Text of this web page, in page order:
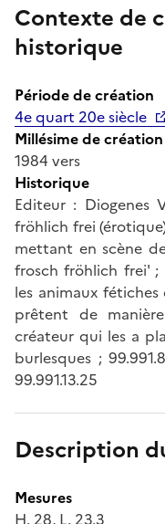
Contexte de
historique
Période de création
4e quart 20e siècle
Millésime de création
1984 vers
Historique
Editeur : Diogenes
fröhlich frei
mettant en scène
frosch fröhlich frei' ;
les animaux
prêtent de
créateur qui les a
burlesques ;
99.991.13.25
Description
Mesures
H. 28, L. 23.3